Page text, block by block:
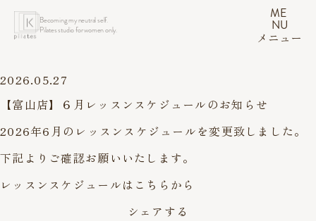
Becoming my neutral self.
Pilates studio for women only.
ME
NU
メニュー
2026.05.27
【富山店】６月レッスンスケジュールのお知らせ
2026年6月のレッスンスケジュールを変更致しました。
下記よりご確認お願いいたします。
レッスンスケジュールはこちらから
シェアする